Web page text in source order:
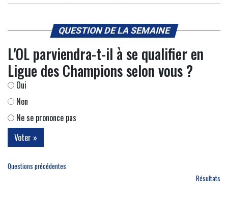
QUESTION DE LA SEMAINE
L'OL parviendra-t-il à se qualifier en
Ligue des Champions selon vous ?
Oui
Non
Ne se prononce pas
Questions précédentes
Résultats